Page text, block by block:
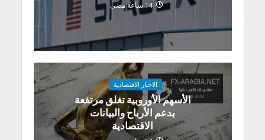
14 ساعة مضى
الاخبار الاقتصادية
الأسهم الأوروبية تغلق مرتفعة
بدعم الأرباح والبيانات
الاقتصادية